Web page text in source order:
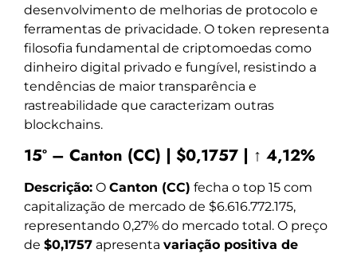
desenvolvimento de melhorias de protocolo e
ferramentas de privacidade. O token representa
filosofia fundamental de criptomoedas como
dinheiro digital privado e fungível, resistindo a
tendências de maior transparência e
rastreabilidade que caracterizam outras
blockchains.
15º – Canton (CC) | $0,1757 | ↑ 4,12%
Descrição: O Canton (CC) fecha o top 15 com
capitalização de mercado de $6.616.772.175,
representando 0,27% do mercado total. O preço
de $0,1757 apresenta variação positiva de